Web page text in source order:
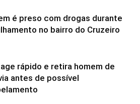
é preso com drogas durante
no bairro do Cruzeiro
age rápido e retira homem de
antes de possível